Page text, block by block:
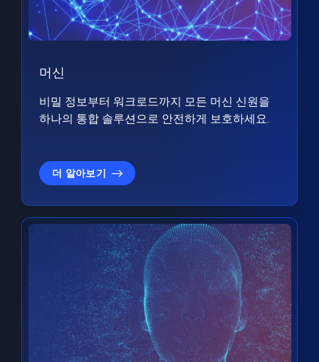
머신
비밀 정보부터 워크로드까지 모든 머신 신원을
하나의 통합 솔루션으로 안전하게 보호하세요.
더 알아보기